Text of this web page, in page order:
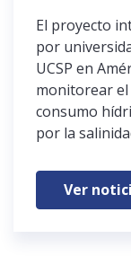
El proyecto
por
UCSP en
monitorear el
consumo
por la
Ver